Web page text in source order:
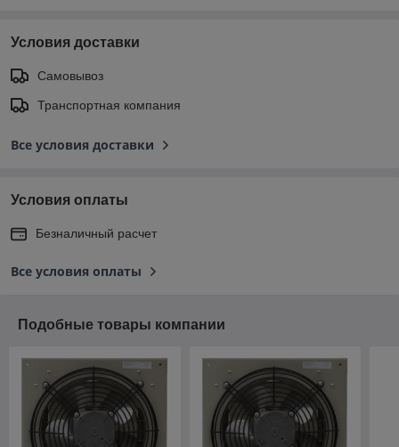
Условия доставки
Самовывоз
Транспортная компания
Все условия доставки
Условия оплаты
Безналичный расчет
Все условия оплаты
Подобные товары компании